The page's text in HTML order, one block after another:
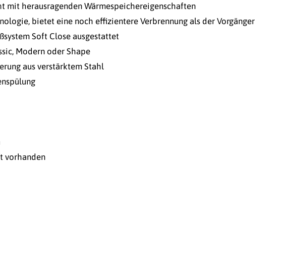
mit herausragenden Wärmespeichereigenschaften
bietet eine noch effizientere Verbrennung als der Vorgänger
Soft Close ausgestattet
Modern oder Shape
aus verstärktem Stahl
vorhanden